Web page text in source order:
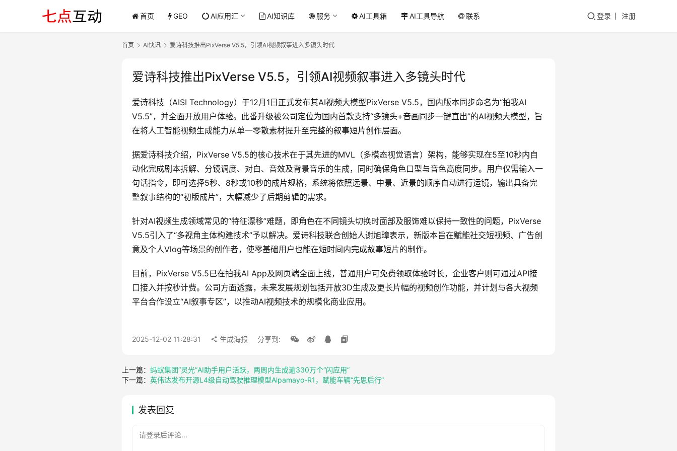
首页 GEO AI应用汇 AI知识库 服务 AI工具箱 AI工具导航 联系 登录 注册
首页 AI快讯 爱诗科技推出PixVerse V5.5，引领AI视频叙事进入多镜头时代
爱诗科技推出PixVerse V5.5，引领AI视频叙事进入多镜头时代
爱诗科技（AISI Technology）于12月1日正式发布其AI视频大模型PixVerse V5.5，国内版本同步命名为“拍我AI
V5.5”，并全面开放用户体验。此番升级被公司定位为国内首款支持“多镜头+音画同步一键直出”的AI视频大模型，旨
在将人工智能视频生成能力从单一零散素材提升至完整的叙事短片创作层面。
据爱诗科技介绍，PixVerse V5.5的核心技术在于其先进的MVL（多模态视觉语言）架构，能够实现在5至10秒内自
动化完成剧本拆解、分镜调度、对白、音效及背景音乐的生成，同时确保角色口型与音色高度同步。用户仅需输入一
句话指令，即可选择5秒、8秒或10秒的成片规格，系统将依照远景、中景、近景的顺序自动进行运镜，输出具备完
整叙事结构的“初版成片”，大幅减少了后期剪辑的需求。
针对AI视频生成领域常见的“特征漂移”难题，即角色在不同镜头切换时面部及服饰难以保持一致性的问题，PixVerse
V5.5引入了“多视角主体构建技术”予以解决。爱诗科技联合创始人谢旭璋表示，新版本旨在赋能社交短视频、广告创
意及个人Vlog等场景的创作者，使零基础用户也能在短时间内完成故事短片的制作。
目前，PixVerse V5.5已在拍我AI App及网页端全面上线，普通用户可免费领取体验时长，企业客户则可通过API接
口接入并按秒计费。公司方面透露，未来发展规划包括开放3D生成及更长片幅的视频创作功能，并计划与各大视频
平台合作设立“AI叙事专区”，以推动AI视频技术的规模化商业应用。
2025-12-02 11:28:31 生成海报 分享到:
上一篇： 蚂蚁集团“灵光”AI助手用户活跃，两周内生成逾330万个“闪应用”
下一篇： 英伟达发布开源L4级自动驾驶推理模型Alpamayo-R1，赋能车辆“先思后行”
发表回复
请登录后评论...